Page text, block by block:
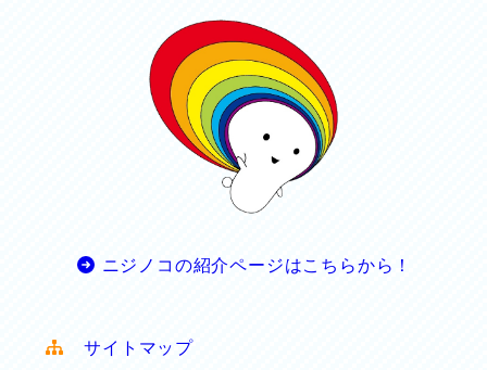
ニジノコの紹介ページはこちらから！
サイトマップ